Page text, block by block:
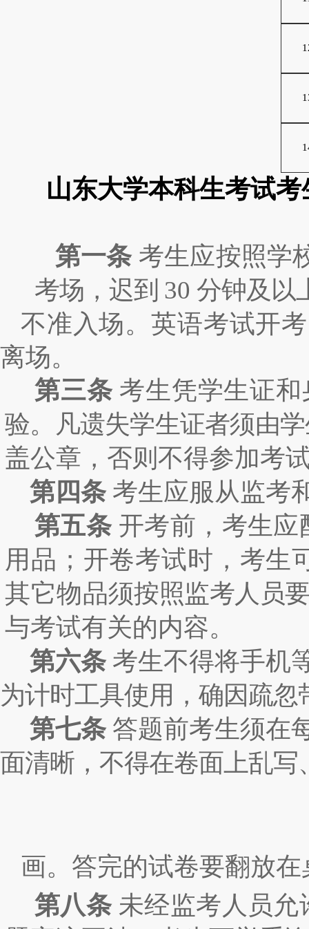
山东大学本科生考试考
第一条 考生应按照学
考场，迟到 30 分钟及以
不准入场。英语考试开
离场。
第三条 考生凭学生证
验。凡遗失学生证者须由
盖公章，否则不得参加考
第四条 考生应服从监考
第五条 开考前，考生
用品；开卷考试时，考生
其它物品须按照监考人员
与考试有关的内容。
第六条 考生不得将手机
为计时工具使用，确因疏忽
第七条 答题前考生须在
面清晰，不得在卷面上乱写
画。答完的试卷要翻放
第八条 未经监考人员